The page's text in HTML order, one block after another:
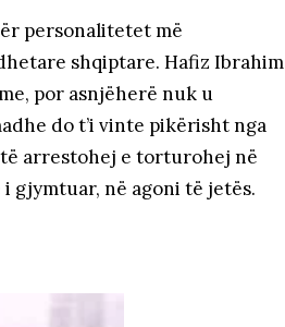
personalitetet më
shqiptare. Hafiz Ibrahim
por asnjëherë nuk u
do t’i vinte pikërisht nga
të arrestohej e torturohej në
gjymtuar, në agoni të jetës.